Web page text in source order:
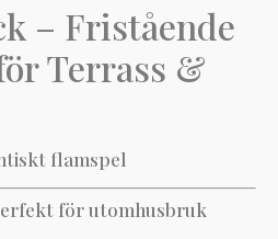
– Fristående
Terrass &
flamspel
för utomhusbruk